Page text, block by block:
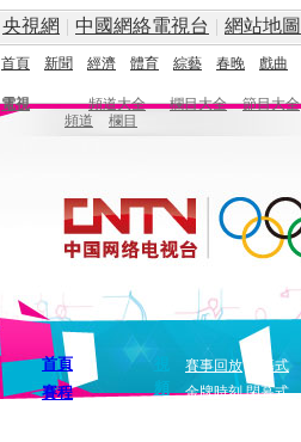
央視網 | 中國網絡電視台 | 網站地圖
首頁 新聞 經濟 體育 綜藝 春晚 戲曲
電視 頻道大全 欄目大全 節目大全
頻道
欄目
首頁
賽程
頻
賽事回放
開幕式
金牌時刻 閉幕式